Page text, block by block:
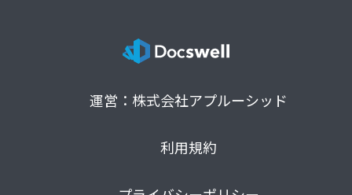
運営：株式会社アプルーシッド
利用規約